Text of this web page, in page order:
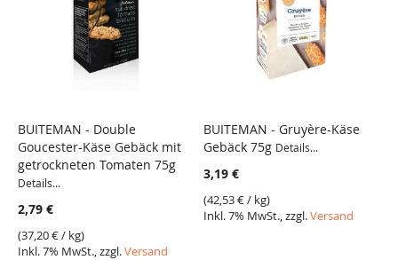
VERGLEICH
BUITEMAN - Double
Goucester-Käse Gebäck mit
getrockneten Tomaten 75g
Details...
2,79 €
(37,20 €/ kg)
Inkl. 7% MwSt., zzgl.Versand
VERGLEICH
BUITEMAN - Gruyère-Käse
Gebäck 75g Details...
3,19 €
(42,53 €/ kg)
Inkl. 7% MwSt., zzgl.Versand